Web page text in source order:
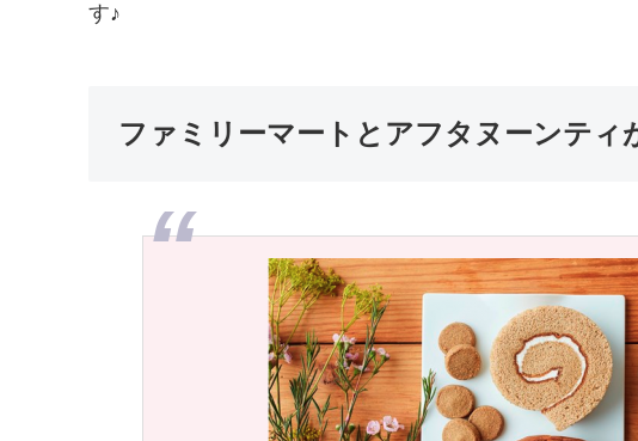
す♪
ファミリーマートとアフタヌーンティ